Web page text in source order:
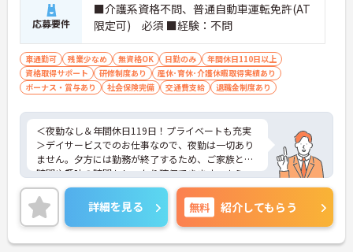
応募要件
■介護系資格不問、普通自動車運転免許(AT
限定可) 必須 ■経験：不問
車通勤可 残業少なめ 無資格OK 日勤のみ
年間休日110日以上
資格取得サポート
研修制度あり
産休･育休･介護休暇取得実績あり
ボーナス・賞与あり
社会保険完備 交通費支給 退職金制度あり
＜夜勤なし＆年間休日119日！プライベートも充実
＞デイサービスでのお仕事なので、夜勤は一切あり
ません。夕方には勤務が終了するため、ご家族との
時間や趣味の時間もしっかり確保できます。さら
に、月9日のお休みに加えて「リフレッシュ休暇」
が毎月1日付与され、年間休日はたっぷり119日。無
理なく働き続けられるリズムが整っており、仕事と
プライベートのメリハリをつけて働きたい方にぴっ
たりです。
詳細を見る 無料 紹介してもらう